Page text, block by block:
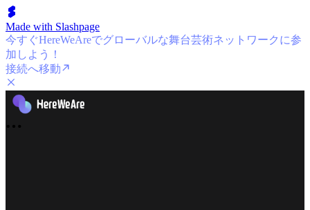
Made with Slashpage
今すぐHereWeAreでグローバルな舞台芸術ネットワークに参
加しよう！
接続へ移動